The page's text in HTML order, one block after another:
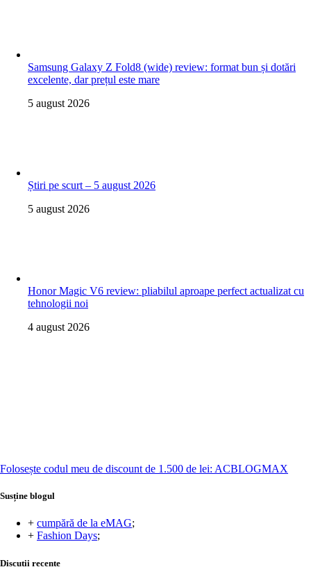
Samsung Galaxy Z Fold8 (wide) review: format bun și dotări
excelente, dar prețul este mare
5 august 2026
Știri pe scurt – 5 august 2026
5 august 2026
Honor Magic V6 review: pliabilul aproape perfect actualizat cu
tehnologii noi
4 august 2026
Folosește codul meu de discount de 1.500 de lei: ACBLOGMAX
Susține blogul
+ cumpără de la eMAG;
+ Fashion Days;
Discuții recente